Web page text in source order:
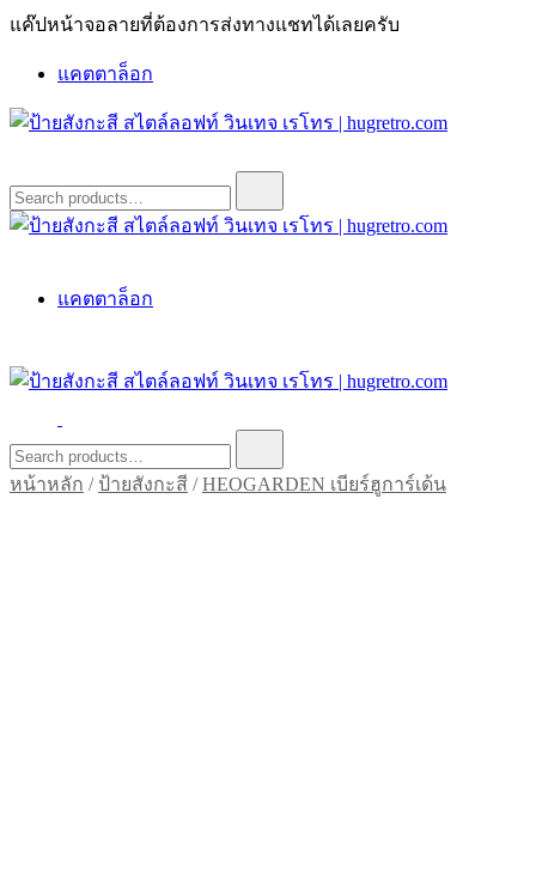
Skip
แค๊ปหน้าจอลายที่ต้องการส่งทางแชทได้เลยครับ
แคตตาล็อก
ป้ายสังกะสี สไตล์ลอฟท์ วินเทจ เรโทร | hugretro.com
ป้ายวินเทจ แต่งบ้าน ร้านกาแฟ ผับ โรงแรม ป้ายโค้ก เป็ปซี่เวสป้า
ฮาร์เล่ย์โฆษณาเก่าโบราณ มีราคาแบบสวยๆเพียบหรือสั่งทำโทร
O8664277II
for:
ฮาร์เล่ย์โฆษณาเก่าโบราณ มีราคาแบบสวยๆเพียบหรือสั่งทำโทร
แคตตาล็อก
ป้ายสังกะสี สไตล์ลอฟท์ วินเทจ เรโทร | hugretro.com
ป้ายวินเทจ แต่งบ้าน ร้านกาแฟ ผับ โรงแรม ป้ายโค้ก เป็ปซี่เวสป้า
ฮาร์เล่ย์โฆษณาเก่าโบราณ มีราคาแบบสวยๆเพียบหรือสั่งทำโทร
O8664277II
for:
หน้าหลัก / ป้ายสังกะสี /HEOGARDEN เบียร์ฮูการ์เด้น